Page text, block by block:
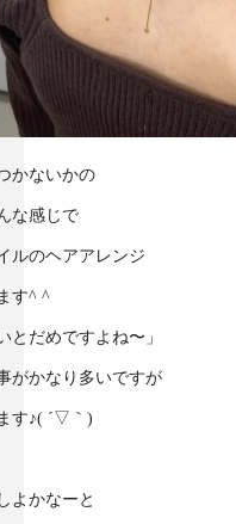
かないかの
な感じで
ルのヘアアレンジ
す^ ^
とだめですよね〜」
がかなり多いですが
す♪( ´▽｀)
よかなーと